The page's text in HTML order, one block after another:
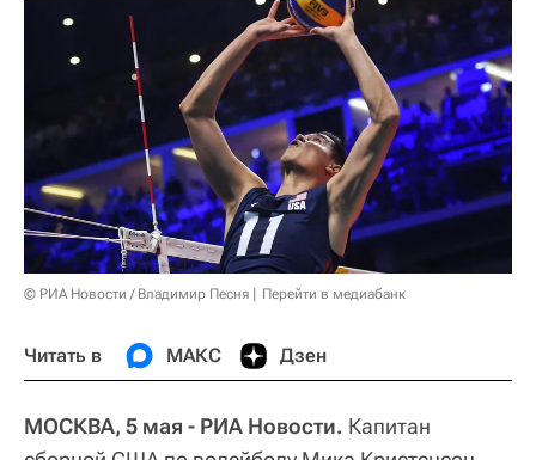
© РИА Новости / Владимир Песня Перейти в медиабанк
Читать в МАКС Дзен
МОСКВА, 5 мая - РИА Новости. Капитан